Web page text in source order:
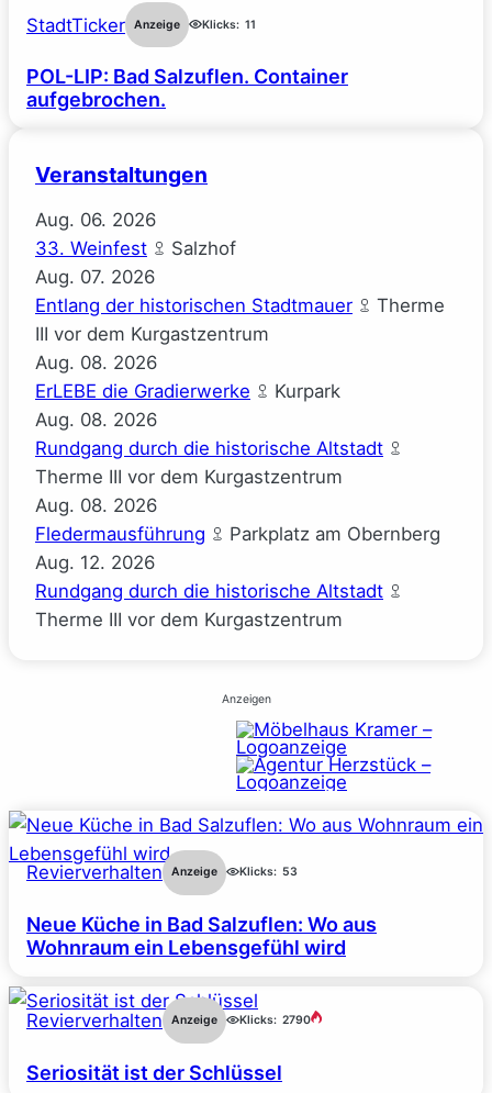
StadtTicker Anzeige Klicks: 11
POL-LIP: Bad Salzuflen. Container
aufgebrochen.
Veranstaltungen
Aug. 06. 2026
33. Weinfest
Salzhof
Aug. 07. 2026
Entlang der historischen Stadtmauer
Therme
III vor dem Kurgastzentrum
Aug. 08. 2026
ErLEBE die Gradierwerke
Kurpark
Aug. 08. 2026
Rundgang durch die historische Altstadt
Therme III vor dem Kurgastzentrum
Aug. 08. 2026
Fledermausführung
Parkplatz am Obernberg
Aug. 12. 2026
Rundgang durch die historische Altstadt
Therme III vor dem Kurgastzentrum
Anzeigen
Revierverhalten Anzeige Klicks: 53
Neue Küche in Bad Salzuflen: Wo aus
Wohnraum ein Lebensgefühl wird
Revierverhalten Anzeige Klicks: 2790
Seriosität ist der Schlüssel